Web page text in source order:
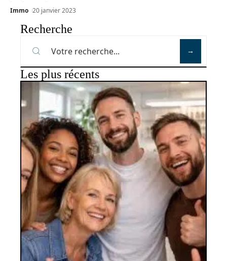
Immo 20 janvier 2023
Recherche
Les plus récents